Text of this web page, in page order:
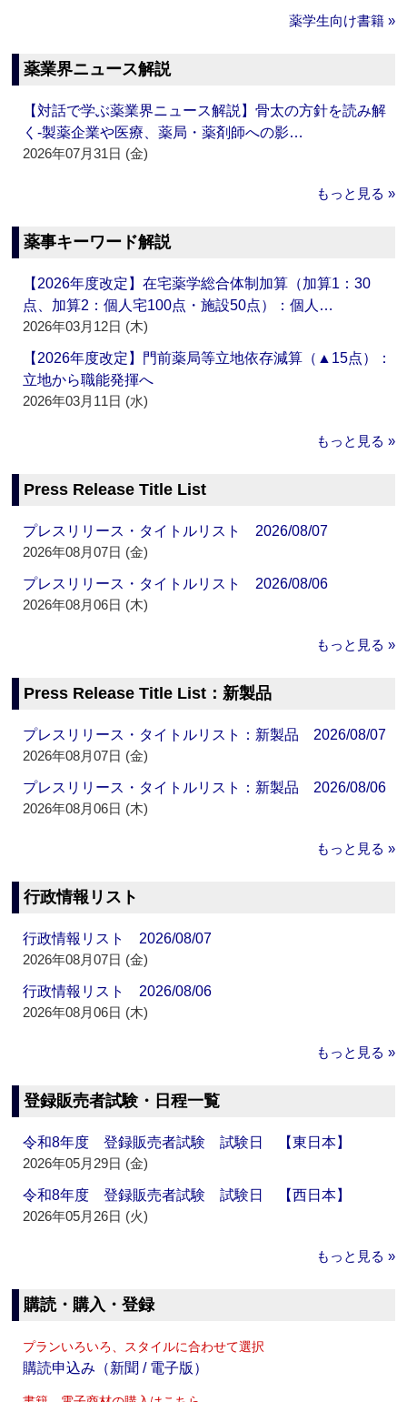
薬学生向け書籍 »
薬業界ニュース解説
【対話で学ぶ薬業界ニュース解説】骨太の方針を読み解
く‐製薬企業や医療、薬局・薬剤師への影…
2026年07月31日 (金)
もっと見る »
薬事キーワード解説
【2026年度改定】在宅薬学総合体制加算（加算1：30
点、加算2：個人宅100点・施設50点）：個人…
2026年03月12日 (木)
【2026年度改定】門前薬局等立地依存減算（▲15点）：
立地から職能発揮へ
2026年03月11日 (水)
もっと見る »
Press Release Title List
プレスリリース・タイトルリスト 2026/08/07
2026年08月07日 (金)
プレスリリース・タイトルリスト 2026/08/06
2026年08月06日 (木)
もっと見る »
Press Release Title List：新製品
プレスリリース・タイトルリスト：新製品 2026/08/07
2026年08月07日 (金)
プレスリリース・タイトルリスト：新製品 2026/08/06
2026年08月06日 (木)
もっと見る »
行政情報リスト
行政情報リスト 2026/08/07
2026年08月07日 (金)
行政情報リスト 2026/08/06
2026年08月06日 (木)
もっと見る »
登録販売者試験・日程一覧
令和8年度 登録販売者試験 試験日 【東日本】
2026年05月29日 (金)
令和8年度 登録販売者試験 試験日 【西日本】
2026年05月26日 (火)
もっと見る »
購読・購入・登録
プランいろいろ、スタイルに合わせて選択
購読申込み（新聞 / 電子版）